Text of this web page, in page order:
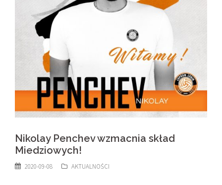
Nikolay Penchev wzmacnia skład
Miedziowych!
2020-09-08 AKTUALNOŚCI